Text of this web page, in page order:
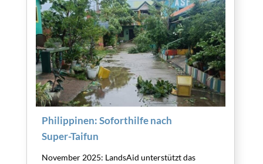
Philippinen: Soforthilfe nach
Super-Taifun
November 2025: LandsAid unterstützt das